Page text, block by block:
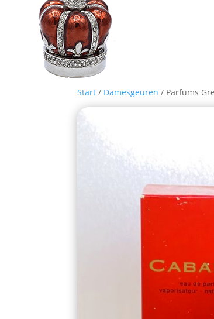
Start / Damesgeuren / Parfums